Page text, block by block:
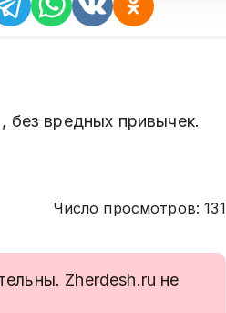
без вредных привычек.
Число просмотров:131
Zherdesh.ru не